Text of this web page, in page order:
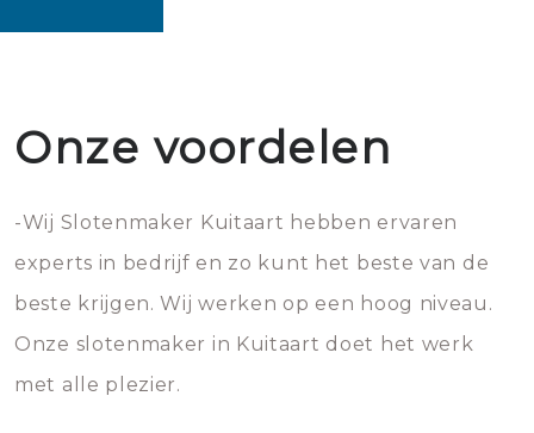
Onze voordelen
-Wij Slotenmaker Kuitaart hebben ervaren
experts in bedrijf en zo kunt het beste van de
beste krijgen. Wij werken op een hoog niveau.
Onze slotenmaker in Kuitaart doet het werk
met alle plezier.